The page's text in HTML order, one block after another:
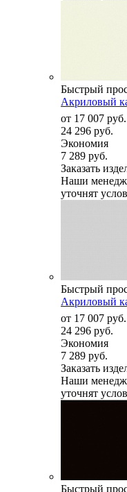
Быстрый
Акриловый
от 17 007 руб.
24 296 руб.
Экономия
7 289 руб.
Заказать
Наши
уточнят
Быстрый
Акриловый
от 17 007 руб.
24 296 руб.
Экономия
7 289 руб.
Заказать
Наши
уточнят
Быстрый